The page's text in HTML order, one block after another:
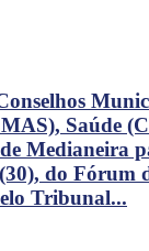
Saúde
Medianeira
do Fórum
Tribunal...